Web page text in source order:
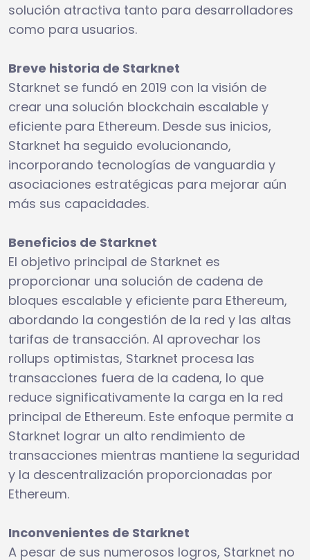
solución atractiva tanto para desarrolladores
como para usuarios.
Breve historia de Starknet
Starknet se fundó en 2019 con la visión de
crear una solución blockchain escalable y
eficiente para Ethereum. Desde sus inicios,
Starknet ha seguido evolucionando,
incorporando tecnologías de vanguardia y
asociaciones estratégicas para mejorar aún
más sus capacidades.
Beneficios de Starknet
El objetivo principal de Starknet es
proporcionar una solución de cadena de
bloques escalable y eficiente para Ethereum,
abordando la congestión de la red y las altas
tarifas de transacción. Al aprovechar los
rollups optimistas, Starknet procesa las
transacciones fuera de la cadena, lo que
reduce significativamente la carga en la red
principal de Ethereum. Este enfoque permite a
Starknet lograr un alto rendimiento de
transacciones mientras mantiene la seguridad
y la descentralización proporcionadas por
Ethereum.
Inconvenientes de Starknet
A pesar de sus numerosos logros, Starknet no